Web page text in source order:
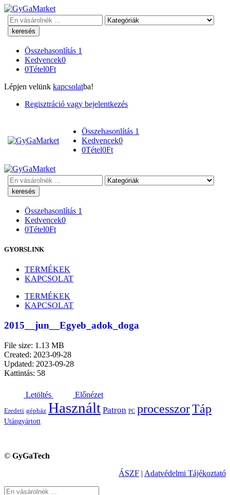
Keresés
Összehasonlítás 1
Kedvencek0
0Tétel0Ft
Lépjen velünk kapcsolatba!
Regisztráció vagy bejelentkezés
Összehasonlítás 1
Kedvencek0
0Tétel0Ft
Keresés
Összehasonlítás 1
Kedvencek0
0Tétel0Ft
GYORSLINK
TERMÉKEK
KAPCSOLAT
TERMÉKEK
KAPCSOLAT
2015__jun__Egyeb_adok_doga
File size: 1.13 MB
Created: 2023-09-28
Updated: 2023-09-28
Kattintás: 58
Letöltés Előnézet
Eredeti gépház Használt Patron PC processzorTáp
Utángyártott
© GyGaTech
ÁSZF | Adatvédelmi Tájékoztató
Keresés